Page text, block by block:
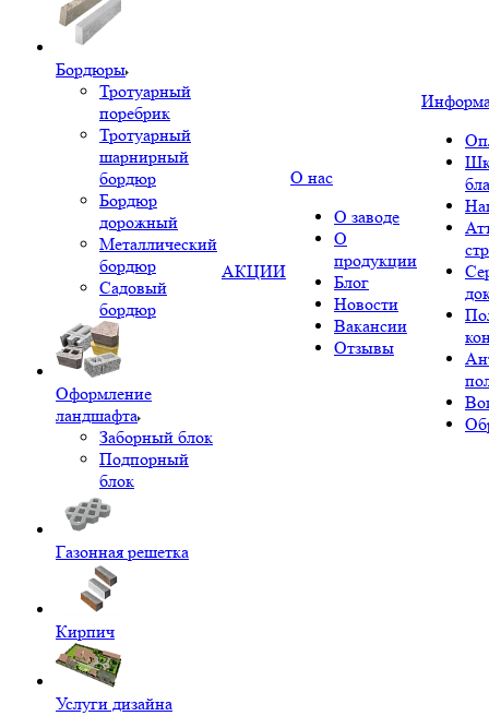
Бордюры
Тротуарный
поребрик
Тротуарный
шарнирный
бордюр
Бордюр
дорожный
Металлический
бордюр
Садовый
бордюр
Оформление
ландшафта
Заборный блок
Подпорный
блок
Газонная решетка
Кирпич
Услуги дизайна
АКЦИИ
О нас
О заводе
О
продукции
Блог
Новости
Вакансии
Отзывы